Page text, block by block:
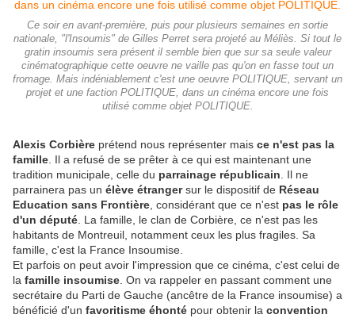
Ce soir en avant-première, puis pour plusieurs semaines en sortie
nationale, "l'Insoumis" de Gilles Perret sera projeté au Méliès. Si tout le
gratin insoumis sera présent il semble bien que sur sa seule valeur
cinématographique cette oeuvre ne vaille pas qu'on en fasse tout un
fromage. Mais indéniablement c'est une oeuvre POLITIQUE, servant un
projet et une faction POLITIQUE, dans un cinéma encore une fois
utilisé comme objet POLITIQUE.
Alexis Corbière prétend nous représenter mais ce n'est pas la
famille . Il a refusé de se prêter à ce qui est maintenant une
tradition municipale, celle du parrainage républicain . Il ne
parrainera pas un élève étrangersur le dispositif de Réseau
Education sans Frontière , considérant que ce n'est pas le rôle
d'un député . La famille, le clan de Corbière, ce n'est pas les
habitants de Montreuil, notamment ceux les plus fragiles. Sa
famille, c'est la France Insoumise.
Et parfois on peut avoir l'impression que ce cinéma, c'est celui de
la famille insoumise . On va rappeler en passant comment une
secrétaire du Parti de Gauche (ancêtre de la France insoumise) a
bénéficié d'un favoritisme éhonté pour obtenir la convention